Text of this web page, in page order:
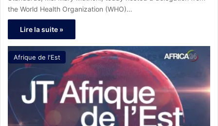
the World Health Organization (WHO)…
Lire la suite »
Afrique de l'Est